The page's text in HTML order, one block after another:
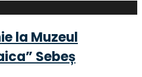
la Muzeul
Sebeș